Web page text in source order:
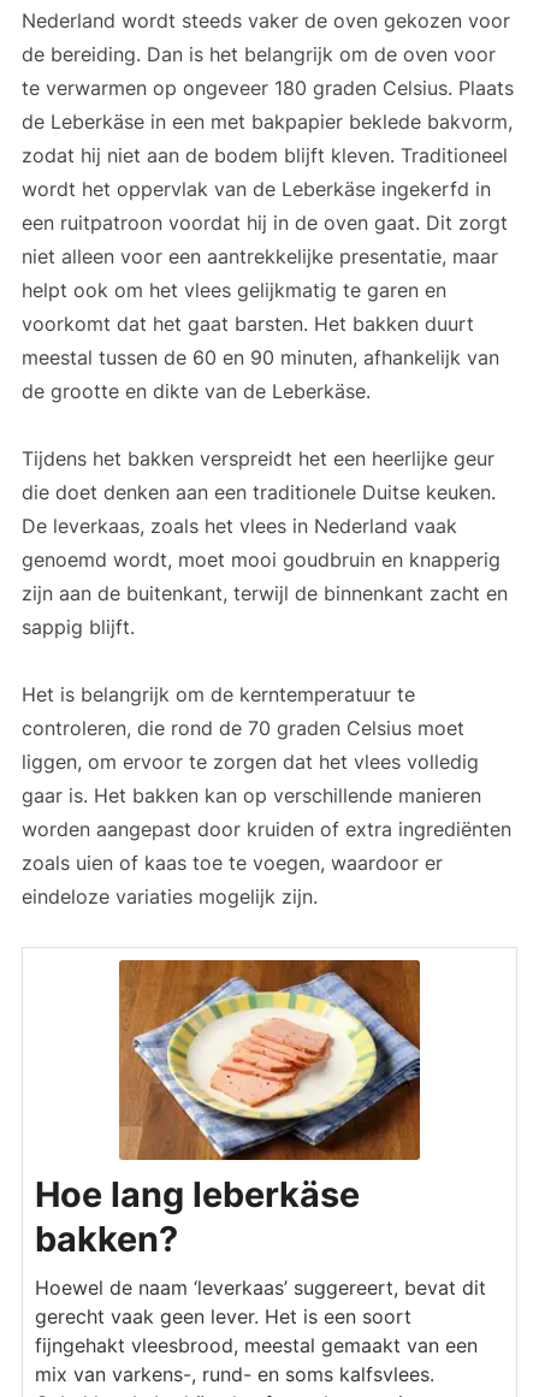
Nederland wordt steeds vaker de oven gekozen voor
de bereiding. Dan is het belangrijk om de oven voor
te verwarmen op ongeveer 180 graden Celsius. Plaats
de Leberkäse in een met bakpapier beklede bakvorm,
zodat hij niet aan de bodem blijft kleven. Traditioneel
wordt het oppervlak van de Leberkäse ingekerfd in
een ruitpatroon voordat hij in de oven gaat. Dit zorgt
niet alleen voor een aantrekkelijke presentatie, maar
helpt ook om het vlees gelijkmatig te garen en
voorkomt dat het gaat barsten. Het bakken duurt
meestal tussen de 60 en 90 minuten, afhankelijk van
de grootte en dikte van de Leberkäse.
Tijdens het bakken verspreidt het een heerlijke geur
die doet denken aan een traditionele Duitse keuken.
De leverkaas, zoals het vlees in Nederland vaak
genoemd wordt, moet mooi goudbruin en knapperig
zijn aan de buitenkant, terwijl de binnenkant zacht en
sappig blijft.
Het is belangrijk om de kerntemperatuur te
controleren, die rond de 70 graden Celsius moet
liggen, om ervoor te zorgen dat het vlees volledig
gaar is. Het bakken kan op verschillende manieren
worden aangepast door kruiden of extra ingrediënten
zoals uien of kaas toe te voegen, waardoor er
eindeloze variaties mogelijk zijn.
Hoe lang leberkäse
bakken?
Hoewel de naam ‘leverkaas’ suggereert, bevat dit
gerecht vaak geen lever. Het is een soort
fijngehakt vleesbrood, meestal gemaakt van een
mix van varkens-, rund- en soms kalfsvlees.